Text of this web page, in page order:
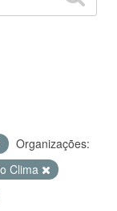
Organizações:
Clima